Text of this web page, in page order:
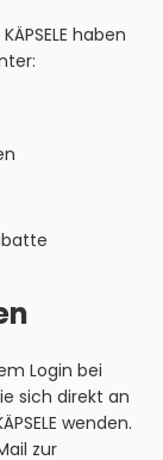
haben
Login bei
sich direkt an
wenden.
zur